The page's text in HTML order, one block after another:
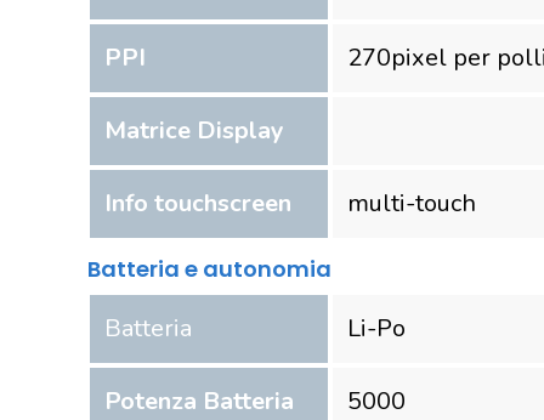
PPI 270pixel per
Matrice Display
Info touchscreen multi-touch
Batteria e autonomia
Batteria Li-Po
Potenza Batteria 5000